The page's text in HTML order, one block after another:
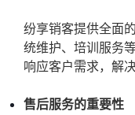
纷享销客提供全面
统维护、培训服务
响应客户需求，解
售后服务的重要性